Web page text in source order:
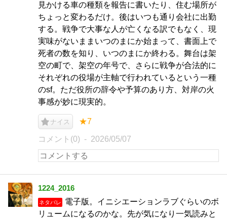
見かける車の種類を報告に書いたり、住む場所が
ちょっと変わるだけ。後はいつも通り会社に出勤
する。戦争で大事な人が亡くなる訳でもなく、現
実味がないままいつのまにか始まって、書面上で
死者の数を知り、いつのまにか終わる。舞台は架
空の町で、架空の年号で、さらに戦争が合法的に
それぞれの役場が主軸で行われているという一種
のsf。ただ役所の辞令や予算のあり方、対岸の火
事感が妙に現実的。
ナイス ★7
コメント(0) 2026/05/07
1224_2016
ネタバレ
電子版。イニシエーションラブぐらいのボ
リュームになるのかな。先が気になり一気読みと